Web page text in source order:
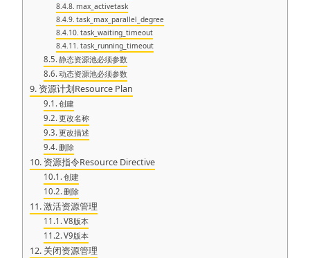
max_activetask
task_max_parallel_degree
task_waiting_timeout
task_running_timeout
静态资源池必须参数
动态资源池必须参数
资源计划Resource Plan
创建
更改名称
更改描述
删除
资源指令Resource Directive
创建
删除
激活资源管理
V8版本
V9版本
关闭资源管理